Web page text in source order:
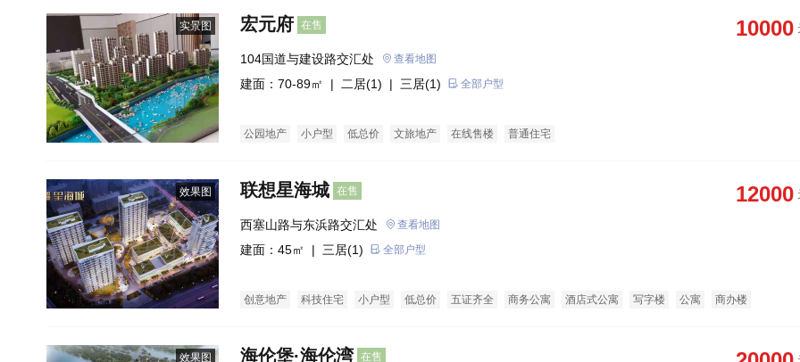
实景图 宏元府 在售 10000
104国道与建设路交汇处 查看地图
建面：70-89㎡ | 二居(1) | 三居(1) 全部户型
公园地产 小户型 低总价 文旅地产 在线售楼 普通住宅
效果图 联想星海城 在售 12000
西塞山路与东浜路交汇处 查看地图
建面：45㎡ | 三居(1) 全部户型
创意地产 科技住宅 小户型 低总价 五证齐全 商务公寓 酒店式公寓 写字楼 公寓 商办楼
效果图 海伦堡·海伦湾 在售